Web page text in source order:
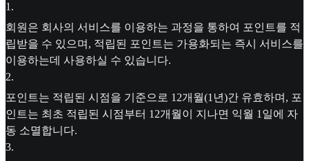
1 .
회원은 회사의 서비스를 이용하는 과정을 통하여 포인트를 적
립받을 수 있으며, 적립된 포인트는 가용화되는 즉시 서비스를
이용하는데 사용하실 수 있습니다.
2.
포인트는 적립된 시점을 기준으로 12개월(1년)간 유효하며, 포
인트는 최초 적립된 시점부터 12개월이 지나면 익월 1일에 자
동 소멸합니다.
3.